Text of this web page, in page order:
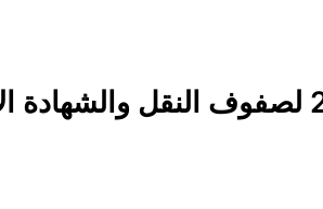
مواعيد امتحانات الفصل الدراسي الثاني 2025 لصفوف